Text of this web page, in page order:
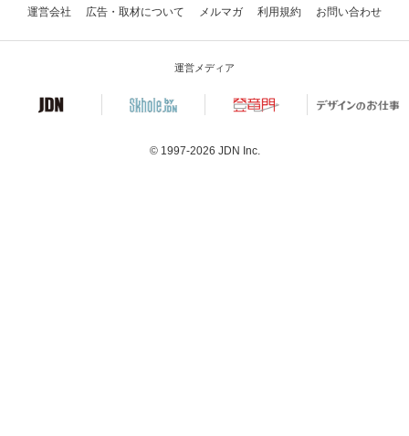
運営会社 広告・取材について メルマガ 利用規約 お問い合わせ
運営メディア
© 1997-2026 JDN Inc.